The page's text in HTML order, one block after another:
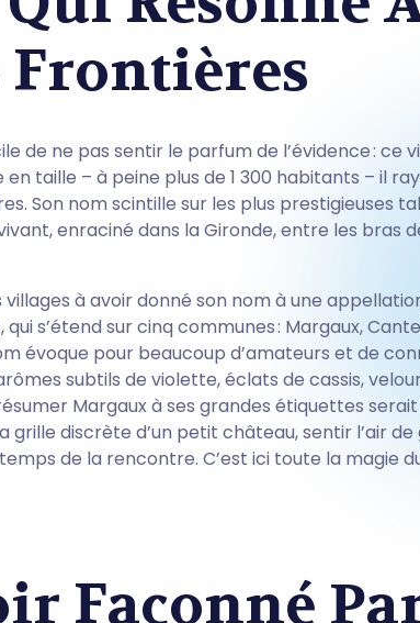
Frontières
de ne pas sentir le parfum de l’évidence : ce
taille – à peine plus de 1 300 habitants – il
Son nom scintille sur les plus prestigieuses
enraciné dans la Gironde, entre les bras
villages à avoir donné son nom à une
s’étend sur cinq communes : Margaux,
évoque pour beaucoup d’amateurs et de
subtils de violette, éclats de cassis,
Margaux à ses grandes étiquettes serait
grille discrète d’un petit château, sentir l’air
de la rencontre. C’est ici toute la magie
Façonné